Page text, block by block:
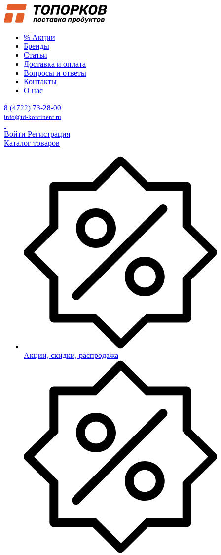
% Акции
Бренды
Статьи
Доставка и оплата
Вопросы и ответы
Контакты
О нас
8 (4722) 73-28-00
info@td-kontinent.ru
Войти Регистрация
Каталог товаров
Акции, скидки, распродажа